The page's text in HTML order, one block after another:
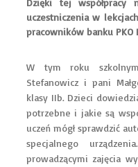
Dzięki tej współpracy
uczestniczenia w
pracowników banku PKO
W tym roku
Stefanowicz i pani
klasy IIb. Dzieci
potrzebne i jakie są
uczeń mógł sprawdzić
specjalnego
prowadzącymi zajęcia